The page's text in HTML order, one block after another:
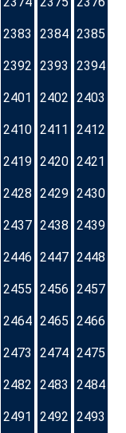
2383 2384 2385
2392 2393 2394
2401 2402 2403
2410 2411 2412
2419 2420 2421
2428 2429 2430
2437 2438 2439
2446 2447 2448
2455 2456 2457
2464 2465 2466
2473 2474 2475
2482 2483 2484
2491 2492 2493